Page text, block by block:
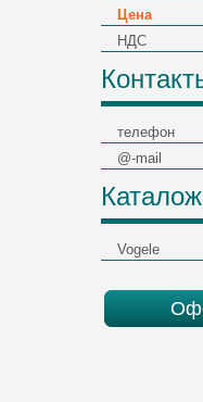
Цена
НДС
телефон
@-mail
Vogele